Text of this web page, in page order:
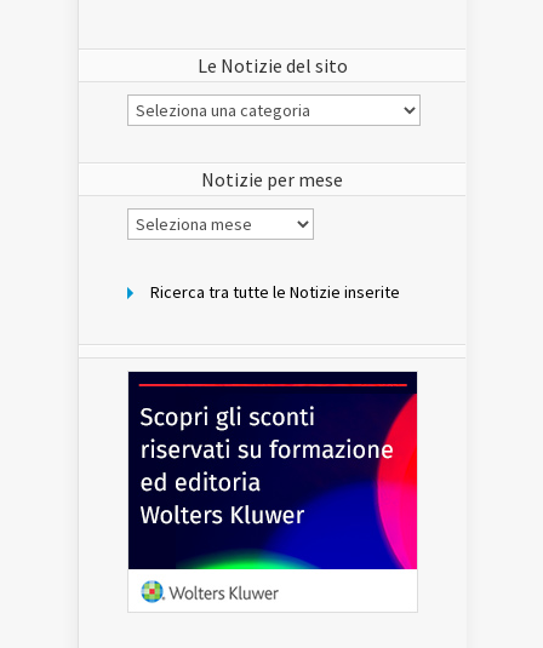
Le Notizie del sito
Le
Notizie
Notizie per mese
Notizie
per
Ricerca tra tutte le Notizie inserite